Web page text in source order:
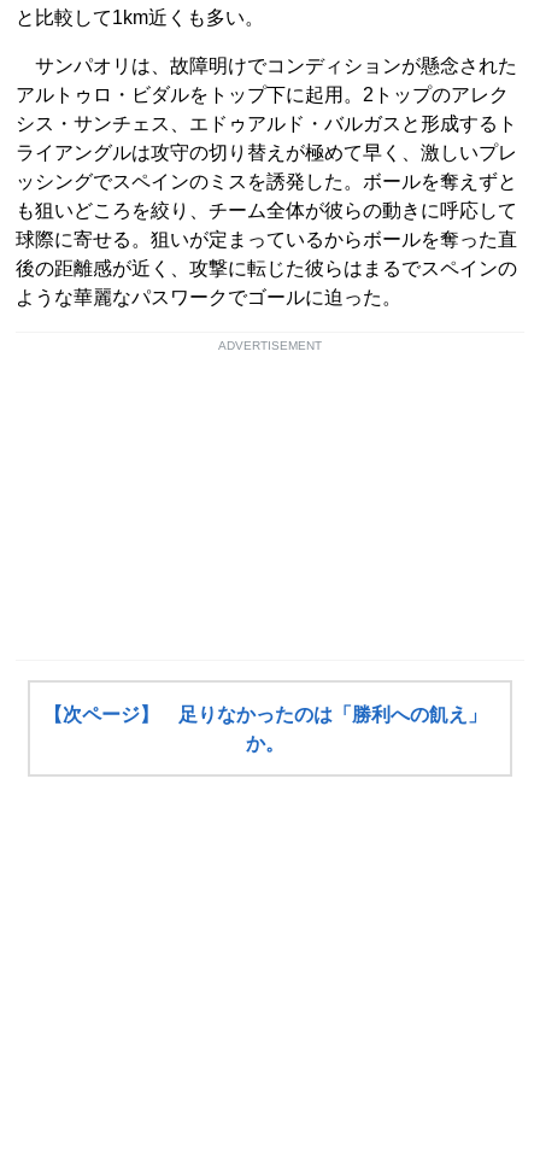
と比較して1km近くも多い。
サンパオリは、故障明けでコンディションが懸念された
アルトゥロ・ビダルをトップ下に起用。2トップのアレク
シス・サンチェス、エドゥアルド・バルガスと形成するト
ライアングルは攻守の切り替えが極めて早く、激しいプレ
ッシングでスペインのミスを誘発した。ボールを奪えずと
も狙いどころを絞り、チーム全体が彼らの動きに呼応して
球際に寄せる。狙いが定まっているからボールを奪った直
後の距離感が近く、攻撃に転じた彼らはまるでスペインの
ような華麗なパスワークでゴールに迫った。
ADVERTISEMENT
【次ページ】 足りなかったのは「勝利への飢え」
か。